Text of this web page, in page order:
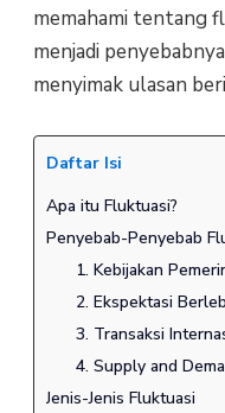
memahami tentang
menjadi
menyimak ulasan
Daftar Isi
Apa itu Fluktuasi?
Penyebab-Penyebab
1. Kebijakan
2. Ekspektasi
3. Transaksi
4. Supply and
Jenis-Jenis Fluktuasi